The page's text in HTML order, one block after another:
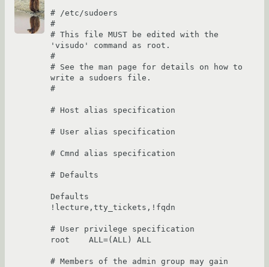
# /etc/sudoers
#
# This file MUST be edited with the
'visudo' command as root.
#
# See the man page for details on how to
write a sudoers file.
#
# Host alias specification
# User alias specification
# Cmnd alias specification
# Defaults
Defaults
!lecture,tty_tickets,!fqdn
# User privilege specification
root    ALL=(ALL) ALL
# Members of the admin group may gain